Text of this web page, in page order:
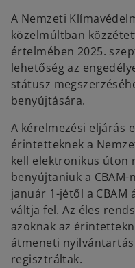
A Nemzeti
közelmúltban
értelmében 2025.
lehetőség az
státusz
benyújtására.
A kérelmezési eljárás
érintetteknek a
kell elektronikus úton
benyújtaniuk a
január 1-jétől a
váltja fel. Az éles
azoknak az
átmeneti
regisztráltak.